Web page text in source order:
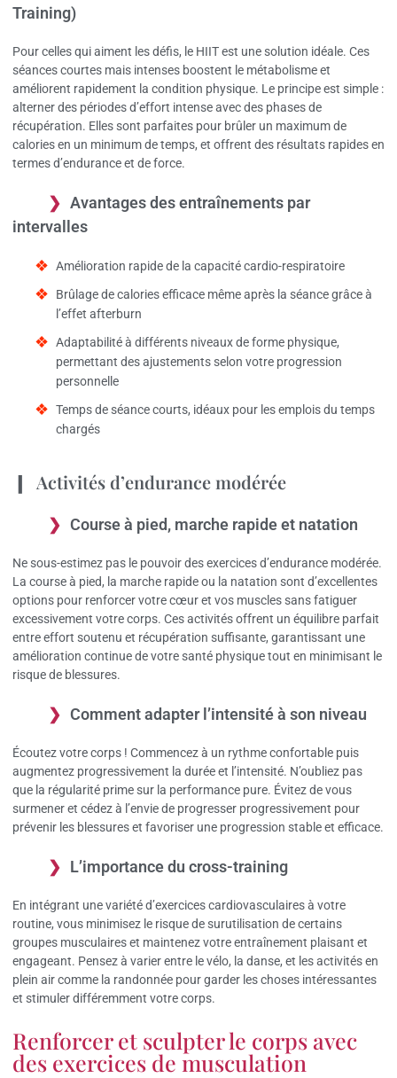
Training)
Pour celles qui aiment les défis, le HIIT est une solution idéale. Ces
séances courtes mais intenses boostent le métabolisme et
améliorent rapidement la condition physique. Le principe est simple :
alterner des périodes d’effort intense avec des phases de
récupération. Elles sont parfaites pour brûler un maximum de
calories en un minimum de temps, et offrent des résultats rapides en
termes d’endurance et de force.
Avantages des entraînements par
intervalles
Amélioration rapide de la capacité cardio-respiratoire
Brûlage de calories efficace même après la séance grâce à
l’effet afterburn
Adaptabilité à différents niveaux de forme physique,
permettant des ajustements selon votre progression
personnelle
Temps de séance courts, idéaux pour les emplois du temps
chargés
Activités d’endurance modérée
Course à pied, marche rapide et natation
Ne sous-estimez pas le pouvoir des exercices d’endurance modérée.
La course à pied, la marche rapide ou la natation sont d’excellentes
options pour renforcer votre cœur et vos muscles sans fatiguer
excessivement votre corps. Ces activités offrent un équilibre parfait
entre effort soutenu et récupération suffisante, garantissant une
amélioration continue de votre santé physique tout en minimisant le
risque de blessures.
Comment adapter l’intensité à son niveau
Écoutez votre corps ! Commencez à un rythme confortable puis
augmentez progressivement la durée et l’intensité. N’oubliez pas
que la régularité prime sur la performance pure. Évitez de vous
surmener et cédez à l’envie de progresser progressivement pour
prévenir les blessures et favoriser une progression stable et efficace.
L’importance du cross-training
En intégrant une variété d’exercices cardiovasculaires à votre
routine, vous minimisez le risque de surutilisation de certains
groupes musculaires et maintenez votre entraînement plaisant et
engageant. Pensez à varier entre le vélo, la danse, et les activités en
plein air comme la randonnée pour garder les choses intéressantes
et stimuler différemment votre corps.
Renforcer et sculpter le corps avec
des exercices de musculation